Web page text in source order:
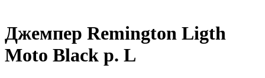
Джемпер Remington Ligth
Moto Black р. L